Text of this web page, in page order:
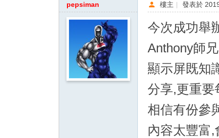
pepsiman 樓主 | 發表於
今次成功舉
Anthony師
顯示屏既知
分享,更重要
相信有份參
內容太豐富